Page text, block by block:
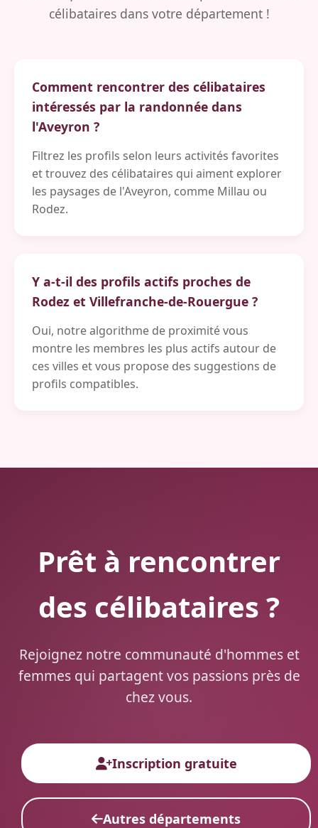
célibataires dans votre département !
Comment rencontrer des célibataires
intéressés par la randonnée dans
l'Aveyron ?
Filtrez les profils selon leurs activités favorites
et trouvez des célibataires qui aiment explorer
les paysages de l'Aveyron, comme Millau ou
Rodez.
Y a-t-il des profils actifs proches de
Rodez et Villefranche-de-Rouergue ?
Oui, notre algorithme de proximité vous
montre les membres les plus actifs autour de
ces villes et vous propose des suggestions de
profils compatibles.
Prêt à rencontrer
des célibataires ?
Rejoignez notre communauté d'hommes et
femmes qui partagent vos passions près de
chez vous.
Inscription gratuite
Autres départements